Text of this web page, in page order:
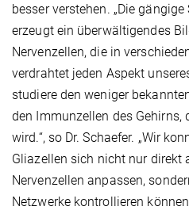
besser verstehen. „Die
erzeugt ein überwältigendes
Nervenzellen, die in
verdrahtet jeden Aspekt
studiere den weniger
den Immunzellen des Gehirns,
wird.“, so Dr. Schaefer. „Wir
Gliazellen sich nicht nur direkt
Nervenzellen anpassen,
Netzwerke kontrollieren